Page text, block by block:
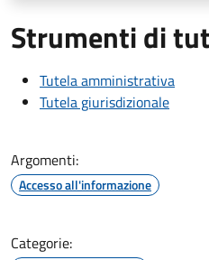
Strumenti di
Tutela amministrativa
Tutela giurisdizionale
Argomenti:
Accesso all'informazione
Categorie: